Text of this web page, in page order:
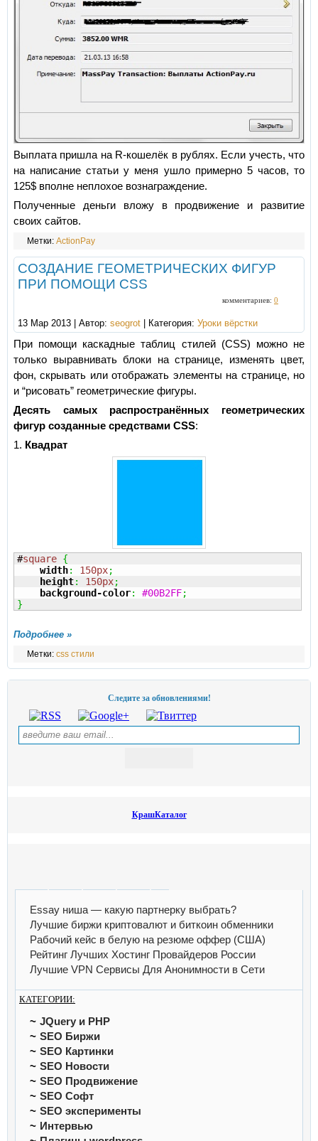
Выплата пришла на R-кошелёк в рублях. Если учесть, что
на написание статьи у меня ушло примерно 5 часов, то
125$ вполне неплохое вознаграждение.
Полученные деньги вложу в продвижение и развитие
своих сайтов.
Метки: ActionPay
СОЗДАНИЕ ГЕОМЕТРИЧЕСКИХ ФИГУР
ПРИ ПОМОЩИ CSS
комментариев: 0
13 Мар 2013 | Автор: seogrot | Категория: Уроки вёрстки
При помощи каскадные таблиц стилей (CSS) можно не
только выравнивать блоки на странице, изменять цвет,
фон, скрывать или отображать элементы на странице, но
и “рисовать” геометрические фигуры.
Десять самых распространённых геометрических
фигур созданные средствами CSS:
1. Квадрат
#square {
width: 150px;
height: 150px;
background-color: #00B2FF;
}
Подробнее »
Метки: css стили
Следите за обновлениями!
КрашКаталог
Essay ниша — какую партнерку выбрать?
Лучшие биржи криптовалют и биткоин обменники
Рабочий кейс в белую на резюме оффер (США)
Рейтинг Лучших Хостинг Провайдеров России
Лучшие VPN Сервисы Для Анонимности в Сети
КАТЕГОРИИ:
JQuery и PHP
SEO Биржи
SEO Картинки
SEO Новости
SEO Продвижение
SEO Софт
SEO эксперименты
Интервью